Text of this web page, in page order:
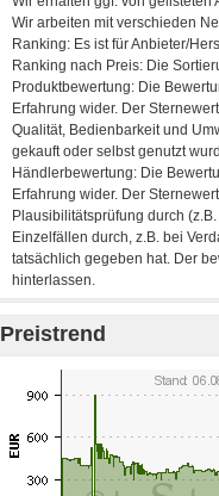
Preistrend